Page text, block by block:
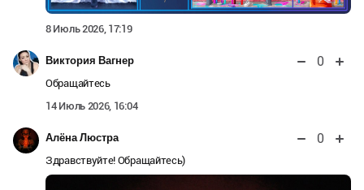
8 Июль 2026, 17:19
Виктория Вагнер 0
Обращайтесь
14 Июль 2026, 16:04
Алёна Люстра 0
Здравствуйте! Обращайтесь)